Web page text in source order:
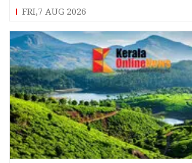
FRI,7 AUG 2026